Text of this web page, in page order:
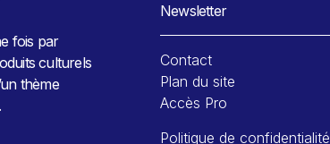
fois par
culturels
thème
Newsletter
Contact
Plan du site
Accès Pro
Politique de confidentialité